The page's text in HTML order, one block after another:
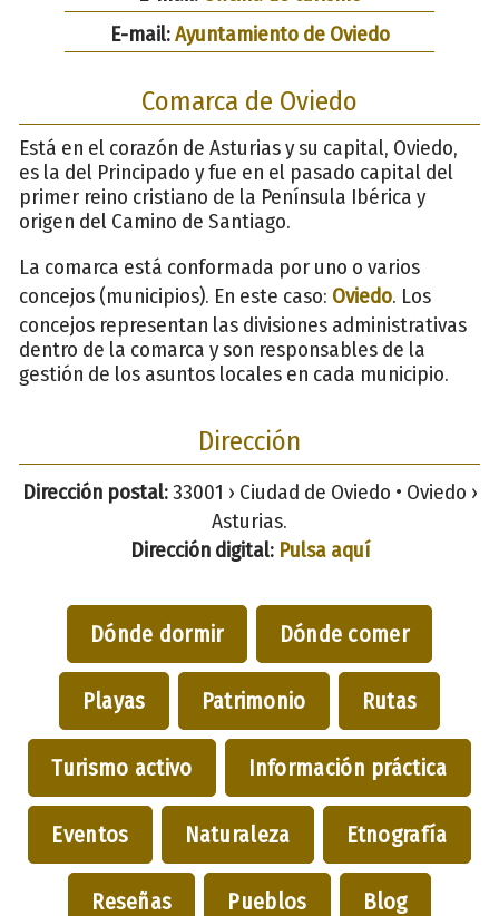
E-mail:Ayuntamiento de Oviedo
Comarca de Oviedo
Está en el corazón de Asturias y su capital, Oviedo,
es la del Principado y fue en el pasado capital del
primer reino cristiano de la Península Ibérica y
origen del Camino de Santiago.
La comarca está conformada por uno o varios
concejos (municipios). En este caso: Oviedo. Los
concejos representan las divisiones administrativas
dentro de la comarca y son responsables de la
gestión de los asuntos locales en cada municipio.
Dirección
Dirección postal:33001 › Ciudad de Oviedo • Oviedo ›
Asturias.
Dirección digital: Pulsa aquí
Dónde dormir Dónde comer
Playas Patrimonio Rutas
Turismo activo Información práctica
Eventos Naturaleza Etnografía
Reseñas Pueblos Blog